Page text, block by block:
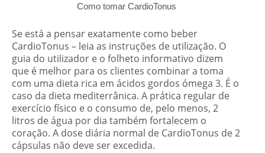
Como tomar CardioTonus
Se está a pensar exatamente como beber
CardioTonus – leia as instruções de utilização. O
guia do utilizador e o folheto informativo dizem
que é melhor para os clientes combinar a toma
com uma dieta rica em ácidos gordos ómega 3. É o
caso da dieta mediterrânica. A prática regular de
exercício físico e o consumo de, pelo menos, 2
litros de água por dia também fortalecem o
coração. A dose diária normal de CardioTonus de 2
cápsulas não deve ser excedida.